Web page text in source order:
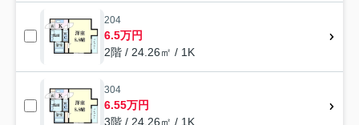
204
6.5万円
2階 / 24.26㎡ / 1K
304
6.55万円
3階 / 24.26㎡ / 1K